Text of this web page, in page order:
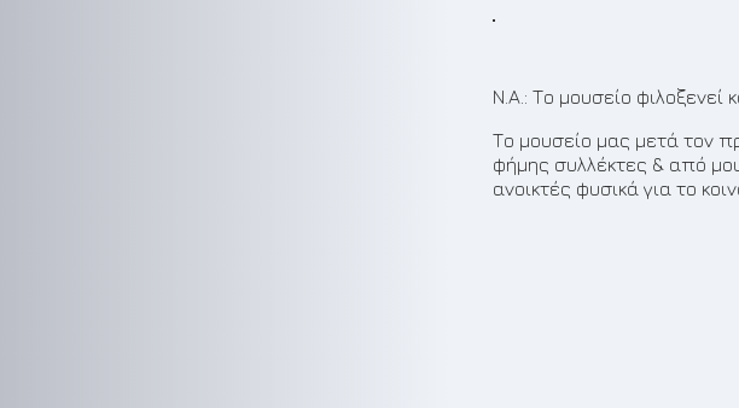
Το μουσείο μας μετά τον
φήμης συλλέκτες & από
ανοικτές φυσικά για το
Ν.Α.: Το μουσείο φιλοξενεί